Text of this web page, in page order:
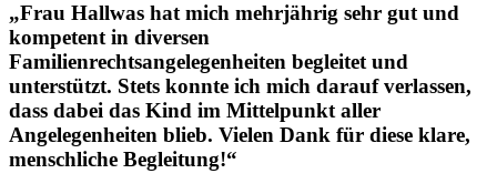
„Frau Hallwas hat mich mehrjährig sehr gut und
kompetent in diversen
Familienrechtsangelegenheiten begleitet und
unterstützt. Stets konnte ich mich darauf verlassen,
dass dabei das Kind im Mittelpunkt aller
Angelegenheiten blieb. Vielen Dank für diese klare,
menschliche Begleitung!“